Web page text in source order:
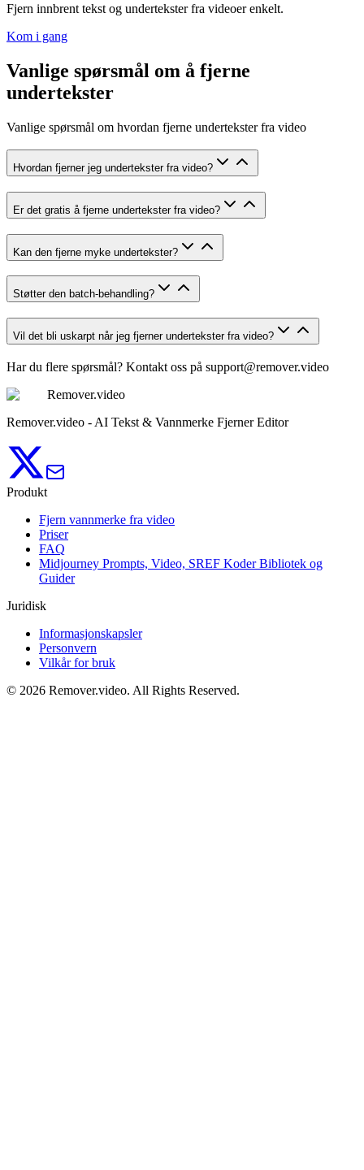
Fjern innbrent tekst og undertekster fra videoer enkelt.
Kom i gang
Vanlige spørsmål om å fjerne
undertekster
Vanlige spørsmål om hvordan fjerne undertekster fra video
Hvordan fjerner jeg undertekster fra video?
Er det gratis å fjerne undertekster fra video?
Kan den fjerne myke undertekster?
Støtter den batch-behandling?
Vil det bli uskarpt når jeg fjerner undertekster fra video?
Har du flere spørsmål? Kontakt oss på support@remover.video
Remover.video
Remover.video - AI Tekst & Vannmerke Fjerner Editor
Produkt
Fjern vannmerke fra video
Priser
FAQ
Midjourney Prompts, Video, SREF Koder Bibliotek og
Guider
Juridisk
Informasjonskapsler
Personvern
Vilkår for bruk
© 2026 Remover.video. All Rights Reserved.